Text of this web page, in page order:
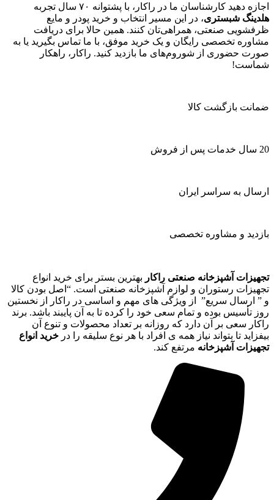
اجازه دهید کارشناسان ما در راکار، با پشتوانه ۷۰ سال تجربه
هلدینگ شبستری، در این مسیر انتخاب و خرید پودر و مایع
ظرفشویی صنعتی، همراهی‌تان کنند. همین حالا برای دریافت
مشاوره تخصصی رایگان و یک خرید موفق، با ما تماس بگیرید یا به
صورت حضوری از شوروم‌های ما بازدید کنید. راکار، راهکار
شماست!
ضمانت بازگشت کالا
20 سال خدمات پس از فروش
ارسال به سراسر ایران
بازدید و مشاوره تخصصی
تجهیزات آشپزخانه صنعتی راکار بهترین بستر برای خرید انواع
تجهیزات رستوران و لوازم آشپزخانه صنعتی است. “اصل بودن کالا
و ” ارسال سریع” از ویژگی های مهم و اساسی در راکار از نخستین
روز تأسیس بوده و تمام سعی خود را کرده تا به آن پایبند باشد. برند
راکار سعی بر آن دارد که روزانه بر تعداد محصولات و تنوع آن
بیفزاید تا بتواند نیاز همه ی افراد با هر نوع سلیقه را در خرید انواع
تجهیزات آشپزخانه مرتفع کند.